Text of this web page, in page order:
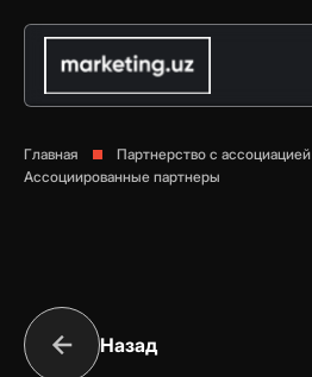
Главная
Партнерство с ассоциацией
Ассоциированные партнеры
Назад